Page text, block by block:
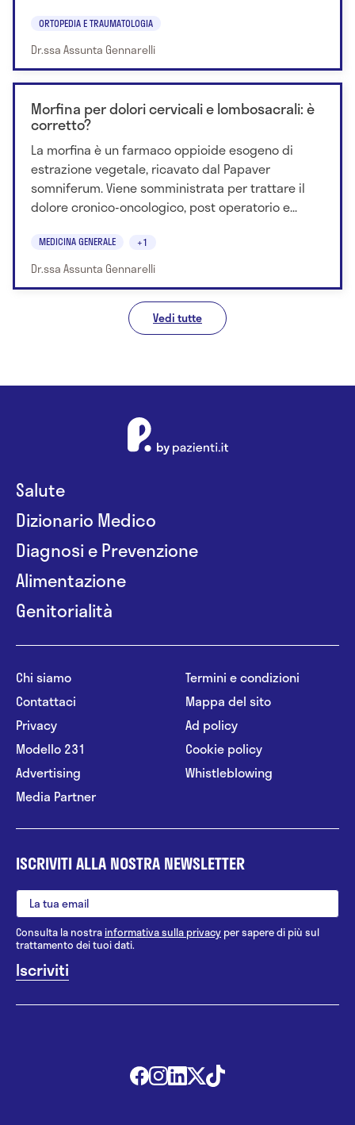
ORTOPEDIA E TRAUMATOLOGIA
Dr.ssa Assunta Gennarelli
Morfina per dolori cervicali e lombosacrali: è
corretto?
La morfina è un farmaco oppioide esogeno di
estrazione vegetale, ricavato dal Papaver
somniferum. Viene somministrata per trattare il
dolore cronico-oncologico, post operatorio e...
MEDICINA GENERALE +1
Dr.ssa Assunta Gennarelli
Vedi tutte
Salute
Dizionario Medico
Diagnosi e Prevenzione
Alimentazione
Genitorialità
Chi siamo
Contattaci
Privacy
Modello 231
Advertising
Media Partner
Termini e condizioni
Mappa del sito
Ad policy
Cookie policy
Whistleblowing
ISCRIVITI ALLA NOSTRA NEWSLETTER
Consulta la nostrainformativa sulla privacy per sapere di più sul
trattamento dei tuoi dati.